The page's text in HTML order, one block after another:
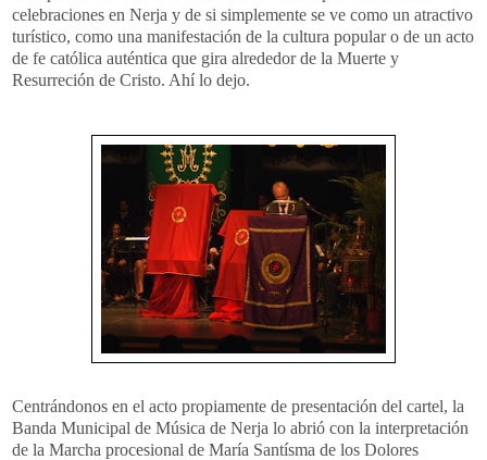
celebraciones en Nerja y de si simplemente se ve como un atractivo
turístico, como una manifestación de la cultura popular o de un acto
de fe católica auténtica que gira alrededor de la Muerte y
Resurreción de Cristo. Ahí lo dejo.
Centrándonos en el acto propiamente de presentación del cartel, la
Banda Municipal de Música de Nerja lo abrió con la interpretación
de la Marcha procesional de María Santísma de los Dolores